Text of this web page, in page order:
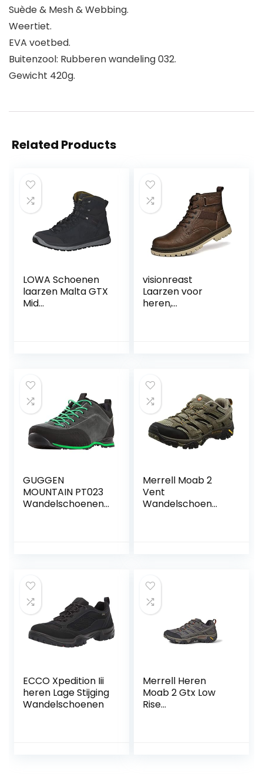
Suède & Mesh & Webbing.
Weertiet.
EVA voetbed.
Buitenzool: Rubberen wandeling 032.
Gewicht 420g.
Related Products
LOWA Schoenen
laarzen Malta GTX
Mid
uni
visionreast
Laarzen voor
heren,
laarzen, outdoor,
antislip
springlaarzen
GUGGEN
MOUNTAIN PT023
Wandelschoenen
waterdicht met
membraan en
suède Leder Leer
Merrell Moab 2
Vent
Wandelschoen
ECCO Xpedition Iii
heren Lage Stijging
Wandelschoenen
Merrell Heren
Moab 2 Gtx Low
Rise